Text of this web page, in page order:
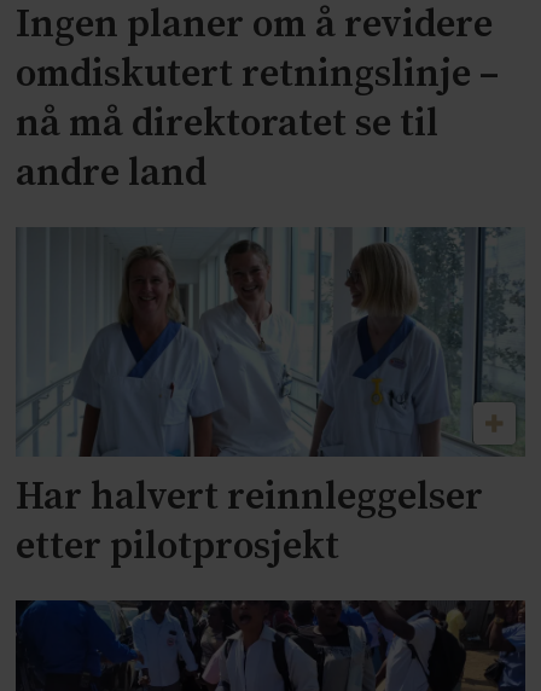
Ingen planer om å revidere
omdiskutert retningslinje –
nå må direktoratet se til
andre land
Har halvert reinnleggelser
etter pilotprosjekt